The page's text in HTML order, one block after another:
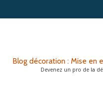
Blog décoration : Mise en
Devenez un pro de la